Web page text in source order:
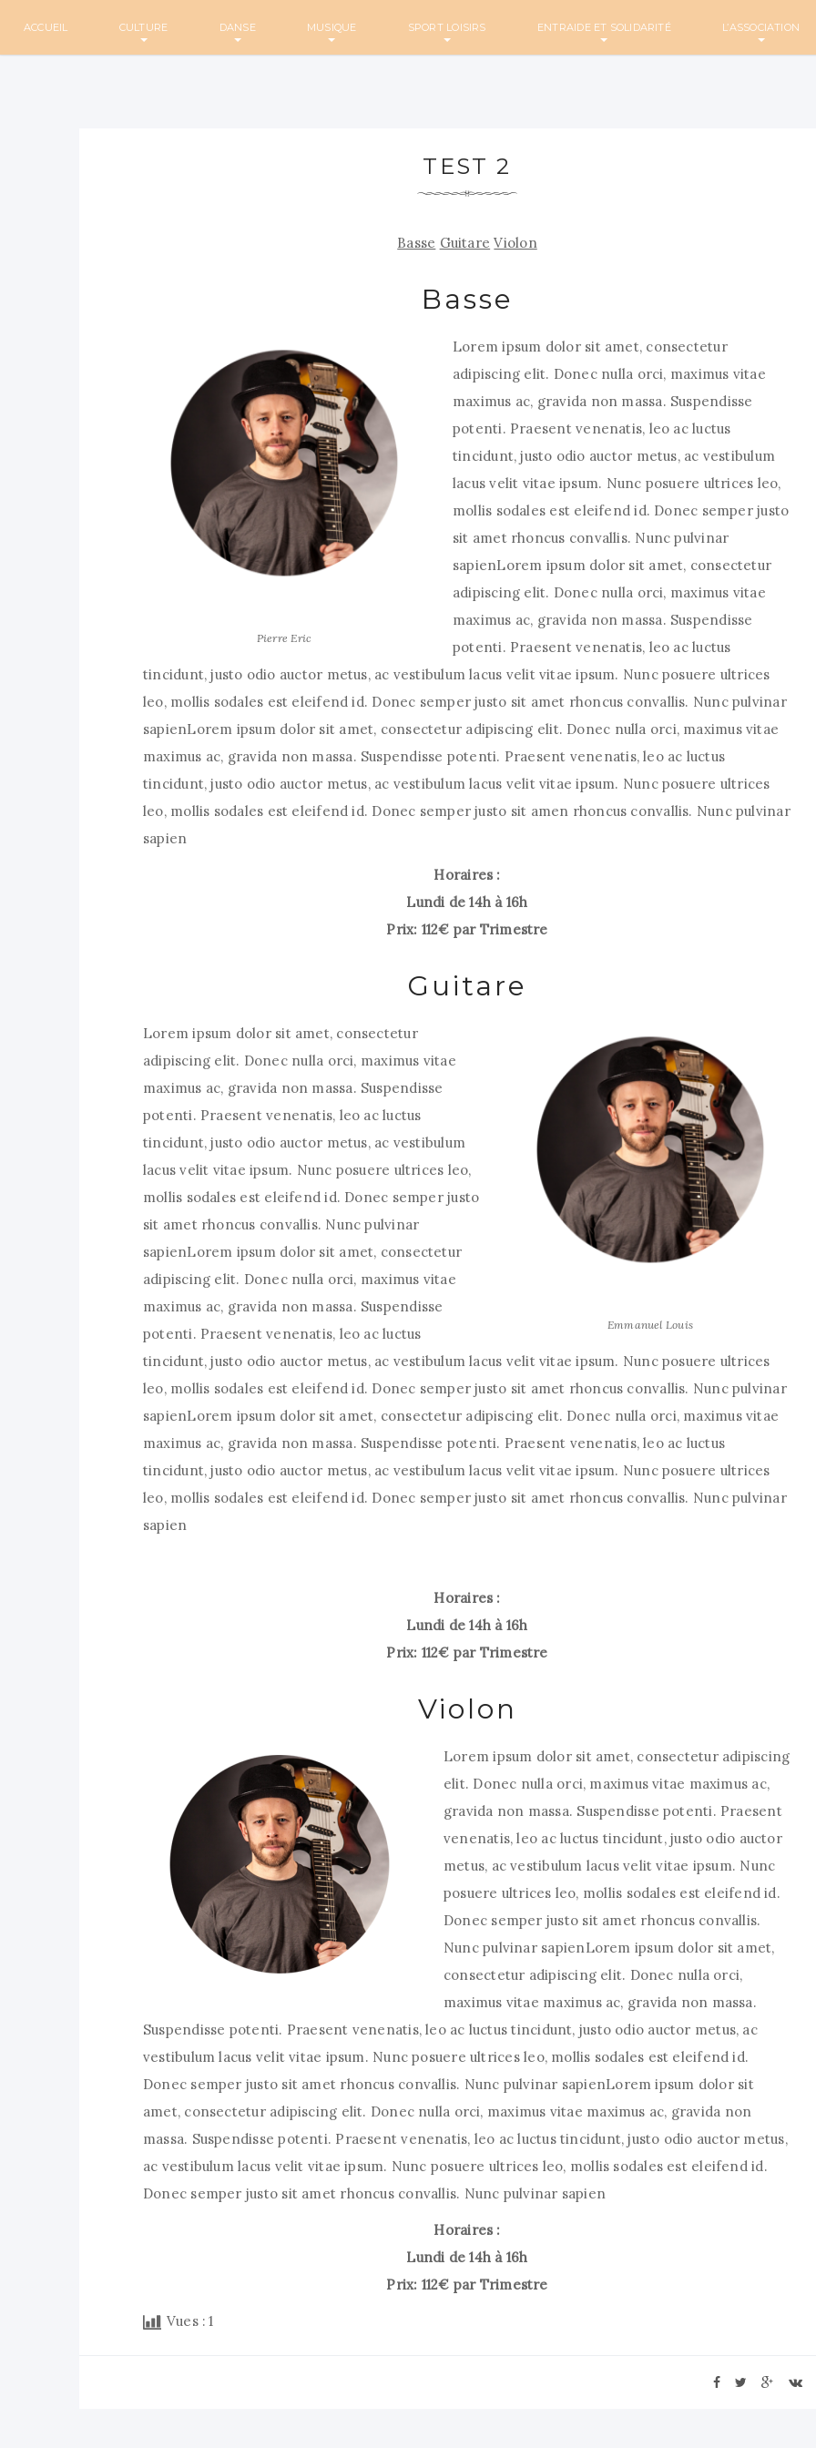
ACCUEIL CULTURE DANSE MUSIQUE SPORT LOISIRS ENTRAIDE ET SOLIDARITÉ L’ASSOCIATION
TEST 2
Basse Guitare Violon
Basse
Pierre Eric
Lorem ipsum dolor sit amet, consectetur
adipiscing elit. Donec nulla orci, maximus vitae
maximus ac, gravida non massa. Suspendisse
potenti. Praesent venenatis, leo ac luctus
tincidunt, justo odio auctor metus, ac vestibulum
lacus velit vitae ipsum. Nunc posuere ultrices leo,
mollis sodales est eleifend id. Donec semper justo
sit amet rhoncus convallis. Nunc pulvinar
sapienLorem ipsum dolor sit amet, consectetur
adipiscing elit. Donec nulla orci, maximus vitae
maximus ac, gravida non massa. Suspendisse
potenti. Praesent venenatis, leo ac luctus
tincidunt, justo odio auctor metus, ac vestibulum lacus velit vitae ipsum. Nunc posuere ultrices
leo, mollis sodales est eleifend id. Donec semper justo sit amet rhoncus convallis. Nunc pulvinar
sapienLorem ipsum dolor sit amet, consectetur adipiscing elit. Donec nulla orci, maximus vitae
maximus ac, gravida non massa. Suspendisse potenti. Praesent venenatis, leo ac luctus
tincidunt, justo odio auctor metus, ac vestibulum lacus velit vitae ipsum. Nunc posuere ultrices
leo, mollis sodales est eleifend id. Donec semper justo sit amen rhoncus convallis. Nunc pulvinar
sapien
Horaires :
Lundi de 14h à 16h
Prix: 112€ par Trimestre
Guitare
Emmanuel Louis
Lorem ipsum dolor sit amet, consectetur
adipiscing elit. Donec nulla orci, maximus vitae
maximus ac, gravida non massa. Suspendisse
potenti. Praesent venenatis, leo ac luctus
tincidunt, justo odio auctor metus, ac vestibulum
lacus velit vitae ipsum. Nunc posuere ultrices leo,
mollis sodales est eleifend id. Donec semper justo
sit amet rhoncus convallis. Nunc pulvinar
sapienLorem ipsum dolor sit amet, consectetur
adipiscing elit. Donec nulla orci, maximus vitae
maximus ac, gravida non massa. Suspendisse
potenti. Praesent venenatis, leo ac luctus
tincidunt, justo odio auctor metus, ac vestibulum lacus velit vitae ipsum. Nunc posuere ultrices
leo, mollis sodales est eleifend id. Donec semper justo sit amet rhoncus convallis. Nunc pulvinar
sapienLorem ipsum dolor sit amet, consectetur adipiscing elit. Donec nulla orci, maximus vitae
maximus ac, gravida non massa. Suspendisse potenti. Praesent venenatis, leo ac luctus
tincidunt, justo odio auctor metus, ac vestibulum lacus velit vitae ipsum. Nunc posuere ultrices
leo, mollis sodales est eleifend id. Donec semper justo sit amet rhoncus convallis. Nunc pulvinar
sapien
Horaires :
Lundi de 14h à 16h
Prix: 112€ par Trimestre
Violon
Lorem ipsum dolor sit amet, consectetur adipiscing
elit. Donec nulla orci, maximus vitae maximus ac,
gravida non massa. Suspendisse potenti. Praesent
venenatis, leo ac luctus tincidunt, justo odio auctor
metus, ac vestibulum lacus velit vitae ipsum. Nunc
posuere ultrices leo, mollis sodales est eleifend id.
Donec semper justo sit amet rhoncus convallis.
Nunc pulvinar sapienLorem ipsum dolor sit amet,
consectetur adipiscing elit. Donec nulla orci,
maximus vitae maximus ac, gravida non massa.
Suspendisse potenti. Praesent venenatis, leo ac luctus tincidunt, justo odio auctor metus, ac
vestibulum lacus velit vitae ipsum. Nunc posuere ultrices leo, mollis sodales est eleifend id.
Donec semper justo sit amet rhoncus convallis. Nunc pulvinar sapienLorem ipsum dolor sit
amet, consectetur adipiscing elit. Donec nulla orci, maximus vitae maximus ac, gravida non
massa. Suspendisse potenti. Praesent venenatis, leo ac luctus tincidunt, justo odio auctor metus,
ac vestibulum lacus velit vitae ipsum. Nunc posuere ultrices leo, mollis sodales est eleifend id.
Donec semper justo sit amet rhoncus convallis. Nunc pulvinar sapien
Horaires :
Lundi de 14h à 16h
Prix: 112€ par Trimestre
Vues : 1